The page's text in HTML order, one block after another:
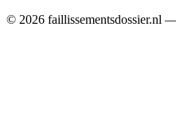
© 2026 faillissementsdossier.nl